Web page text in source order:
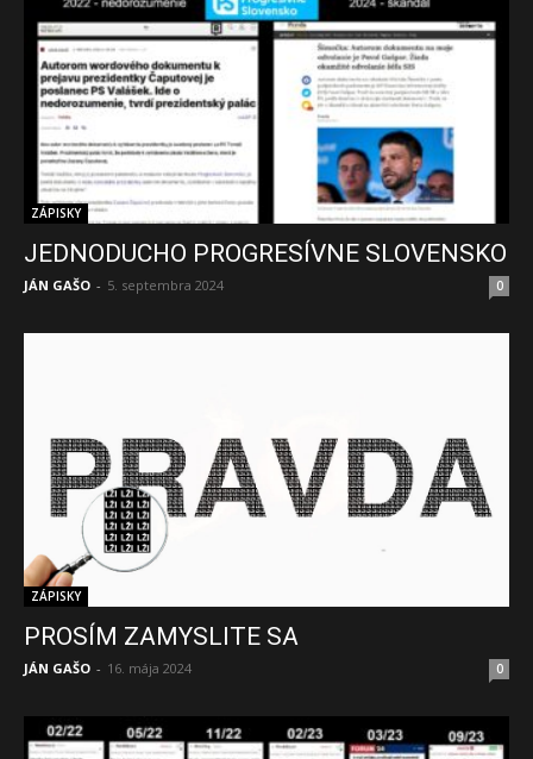
ZÁPISKY
JEDNODUCHO PROGRESÍVNE SLOVENSKO
JÁN GAŠO - 5. septembra 2024 0
ZÁPISKY
PROSÍM ZAMYSLITE SA
JÁN GAŠO - 16. mája 2024 0